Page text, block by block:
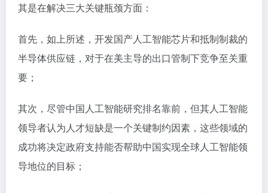
其是在解决三大关键瓶颈方面：
首先，如上所述，开发国产人工智能芯片和抵制制裁的
半导体供应链，对于在美主导的出口管制下竞争至关重
要；
其次，尽管中国人工智能研究排名靠前，但其人工智能
领导者认为人才短缺是一个关键制约因素，这些领域的
成功将决定政府支持能否帮助中国实现全球人工智能领
导地位的目标；